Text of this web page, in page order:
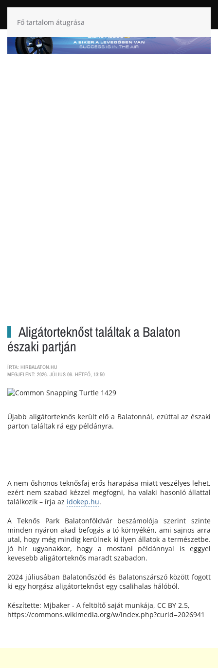
Fő tartalom átugrása
Aligátorteknőst találtak a Balaton
északi partján
ÍRTA: HIRBALATON.HU
MEGJELENT: 2026. JÚLIUS 06. HÉTFŐ, 13:50
Újabb aligátorteknős került elő a Balatonnál, ezúttal az északi
parton találtak rá egy példányra.
A nem őshonos teknősfaj erős harapása miatt veszélyes lehet,
ezért nem szabad kézzel megfogni, ha valaki hasonló állattal
találkozik – írja az idokep.hu.
A Teknős Park Balatonföldvár beszámolója szerint szinte
minden nyáron akad befogás a tó környékén, ami sajnos arra
utal, hogy még mindig kerülnek ki ilyen állatok a természetbe.
Jó hír ugyanakkor, hogy a mostani példánnyal is eggyel
kevesebb aligátorteknős maradt szabadon.
2024 júliusában Balatonőszöd és Balatonszárszó között fogott
ki egy horgász aligátorteknőst egy csalihalas hálóból.
Készítette: Mjbaker - A feltöltő saját munkája, CC BY 2.5,
https://commons.wikimedia.org/w/index.php?curid=2026941